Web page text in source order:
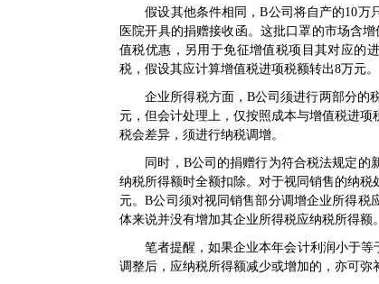
假设其他条件相同，B公司将自产的10万
医院开具的捐赠接收函。这批口罩的市场含
值税优惠，另用于免征增值税项目其对应的
税，假设其应计算增值税进项税额转出8万元。
企业所得税方面，B公司须进行两部分的税
元，但会计处理上，仅按照成本与增值税进
税会差异，须进行纳税调增。
同时，B公司的捐赠行为符合税法规定的
纳税所得额时全额扣除。对于视同销售的纳
元。B公司须对视同销售部分调增企业所得税
体来说并没有增加其企业所得税应纳税所得额。
笔者提醒，如果企业本年会计利润小于等
调整后，应纳税所得额减少或增加的，亦可弥